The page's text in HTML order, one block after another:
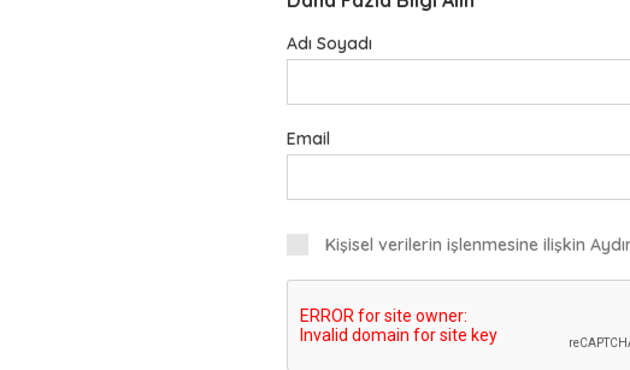
Adı Soyadı
Email
Kişisel verilerin işlenmesine ilişkin